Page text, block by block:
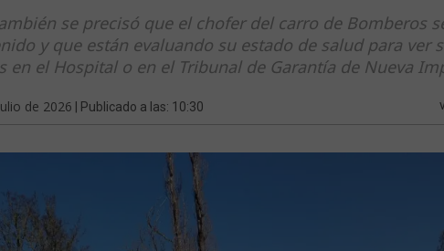
se precisó que el chofer del carro de Bomberos
y que están evaluando su estado de salud para ver
en el Hospital o en el Tribunal de Garantía de Nueva
de 2026 | Publicado a las: 10:30